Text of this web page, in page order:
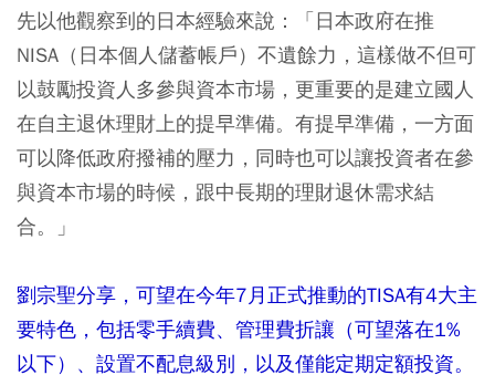
先以他觀察到的日本經驗來說：「日本政府在推
NISA（日本個人儲蓄帳戶）不遺餘力，這樣做不但可
以鼓勵投資人多參與資本市場，更重要的是建立國人
在自主退休理財上的提早準備。有提早準備，一方面
可以降低政府撥補的壓力，同時也可以讓投資者在參
與資本市場的時候，跟中長期的理財退休需求結
合。」
劉宗聖分享，可望在今年7月正式推動的TISA有4大主
要特色，包括零手續費、管理費折讓（可望落在1%
以下）、設置不配息級別，以及僅能定期定額投資。